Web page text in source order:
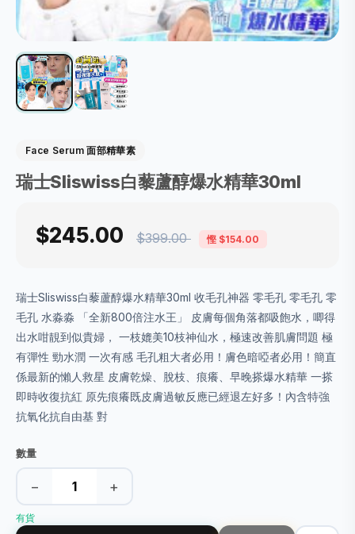
Face Serum 面部精華素
瑞士Sliswiss白藜蘆醇爆水精華30ml
$245.00 $399.00 慳 $154.00
瑞士Sliswiss白藜蘆醇爆水精華30ml 收毛孔神器 零毛孔 零毛孔 零
毛孔 水淼淼 「全新800倍注水王」 皮膚每個角落都吸飽水，唧得
出水咁靚到似貴婦， 一枝媲美10枝神仙水，極速改善肌膚問題 極
有彈性 勁水潤 一次有感 毛孔粗大者必用！膚色暗啞者必用！簡直
係最新的懶人救星 皮膚乾燥、脫枝、痕癢、早晚搽爆水精華 一搽
即時收復抗紅 原先痕癢既皮膚過敏反應已經退左好多！內含特強
抗氧化抗自由基 對
數量
− +
有貨